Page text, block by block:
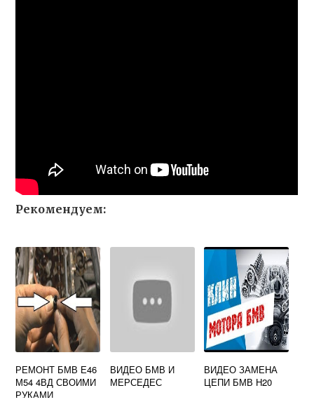
Рекомендуем:
РЕМОНТ БМВ Е46
М54 4ВД СВОИМИ
РУКАМИ
ВИДЕО БМВ И
МЕРСЕДЕС
ВИДЕО ЗАМЕНА
ЦЕПИ БМВ Н20